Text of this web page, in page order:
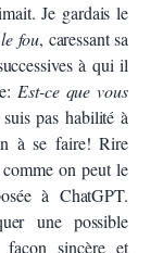
Je gardais le
fou, caressant sa
à qui il
Est-ce que vous
pas habilité à
à se faire! Rire
on peut le
à ChatGPT.
une possible
sincère et